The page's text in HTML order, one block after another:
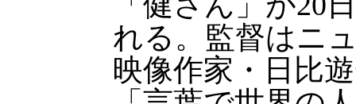
れる。監督はニ
映像作家・日比